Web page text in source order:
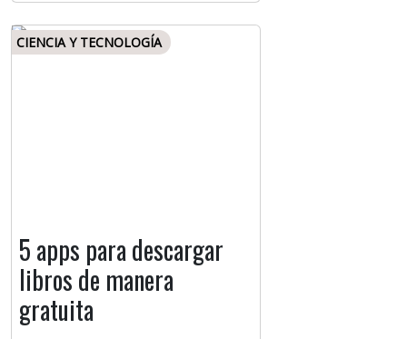
CIENCIA Y TECNOLOGÍA
5 apps para descargar
libros de manera
gratuita